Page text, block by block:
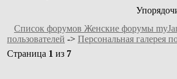
Список форумов Женские форумы
пользователей -> Персональная галерея
Страница 1 из 7